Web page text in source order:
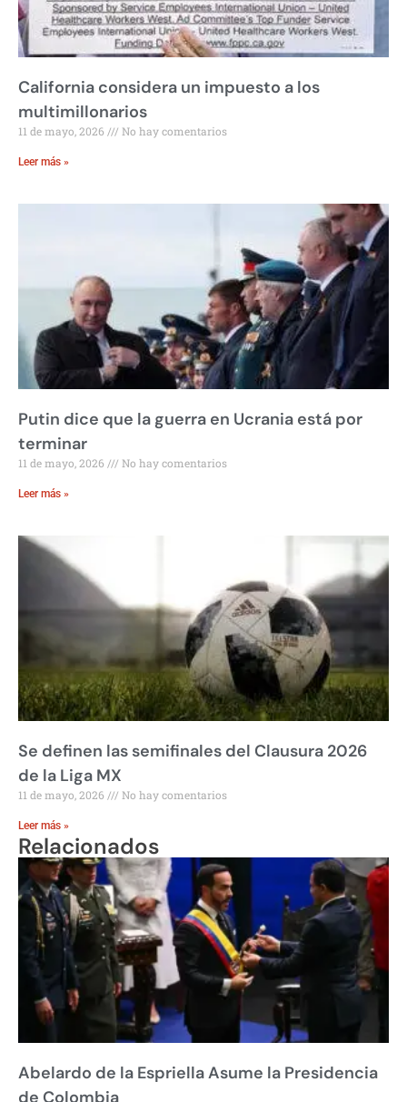
California considera un impuesto a los
multimillonarios
11 de mayo, 2026 No hay comentarios
Leer más »
Putin dice que la guerra en Ucrania está por
terminar
11 de mayo, 2026 No hay comentarios
Leer más »
Se definen las semifinales del Clausura 2026
de la Liga MX
11 de mayo, 2026 No hay comentarios
Leer más »
Relacionados
Abelardo de la Espriella Asume la Presidencia
de Colombia